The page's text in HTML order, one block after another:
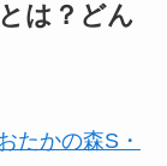
は？どん
たかの森S・